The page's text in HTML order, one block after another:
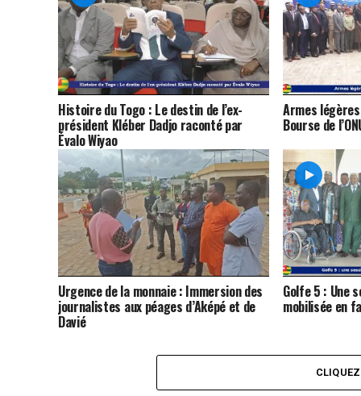
Histoire du Togo : Le destin de l’ex-
président Kléber Dadjo raconté par
Évalo Wiyao
Armes
Bourse de
Urgence de la monnaie : Immersion des
journalistes aux péages d’Aképé et de
Davié
Golfe 5 : Une
mobilisée en